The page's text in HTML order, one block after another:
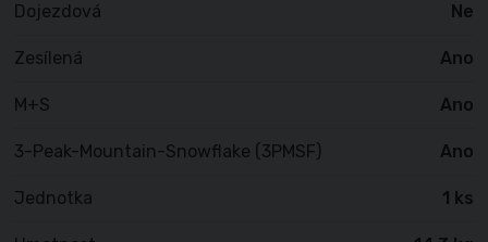
Dojezdová Ne
Zesílená Ano
M+S Ano
3-Peak-Mountain-Snowflake (3PMSF) Ano
Jednotka 1 ks